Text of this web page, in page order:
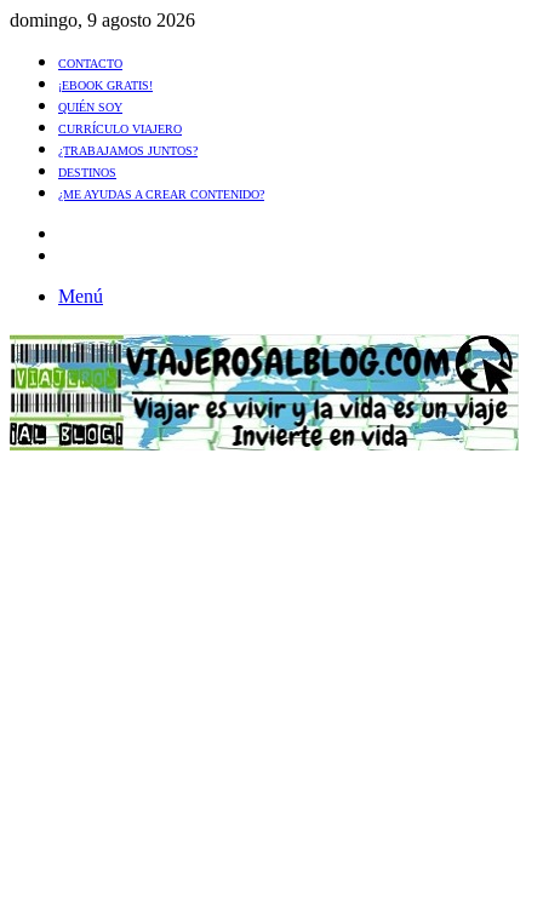
domingo, 9 agosto 2026
CONTACTO
¡EBOOK GRATIS!
QUIÉN SOY
CURRÍCULO VIAJERO
¿TRABAJAMOS JUNTOS?
DESTINOS
¿ME AYUDAS A CREAR CONTENIDO?
Menú